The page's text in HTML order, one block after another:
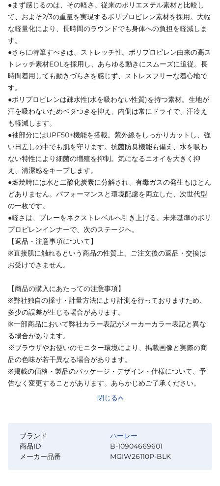
●まず感じるのは、その軽さ。従来のポリエステル素材と比較し
て、およそ2/3の重量を実現するポリプロピレン素材を採用。大幅
な軽量化により、長時間のラウンドでも身体への負担を軽減しま
す。
●さらに特筆すべきは、ストレッチ性。ポリプロピレン由来の高ス
トレッチ素材EOLを採用し、あらゆる動きにスムーズに追従。長
時間着用しても動きづらさを感じず、ストレスフリーな着心地で
す。
●ポリプロピレンは疎水性(水を吸わない性質)を持つ素材。生地が
汗を吸わないためベタつきを抑え、内側は常にドライで、汗冷え
も軽減します。
●袖部分にはUPF50+機能を搭載。紫外線をしっかりカットし、強
い日差しの中でも肌を守ります。抗菌防臭機能も備え、水を吸わ
ない特性により細菌の増殖を抑制。気になるニオイを大きく抑
え、清潔感をキープします。
●燃焼時には水と二酸化炭素に分解され、有毒ガスの発生もほとん
どありません。パフォーマンスと環境配慮を両立した、次世代型
の一枚です。
●軽さは、プレーをネクストレベルへ引き上げる。未来基準のポリ
プロピレンインナーで、次のステージへ。
【返品・注意事項について】
※直接肌に触れるという商品の性質上、ご注文後の返品・交換は
お受けできません。
【商品の購入にあたっての注意事項】
※弊社独自の採寸・計量方法により計測を行っておりますため、
多少の誤差が生じる場合があります。
※一部商品において弊社カラー表記がメーカーカラー表記と異な
る場合があります。
※ブラウザやお使いのモニター環境により、掲載画像と実際の商
品の色味が若干異なる場合があります。
※掲載の価格・製品のパッケージ・デザイン・仕様について、予
告なく変更することがあります。あらかじめご了承ください。
閉じる
ブランド
ハーレー
商品ID
B-10904669601
メーカー品番
MGIW26110P-BLK